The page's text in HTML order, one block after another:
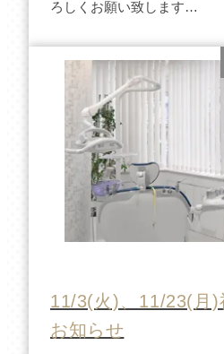
ろしくお願い致します…
11/3(火)、11/23(月)
お知らせ